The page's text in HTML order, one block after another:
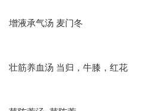
增液承气汤 麦门冬
壮筋养血汤 当归，牛膝，红花